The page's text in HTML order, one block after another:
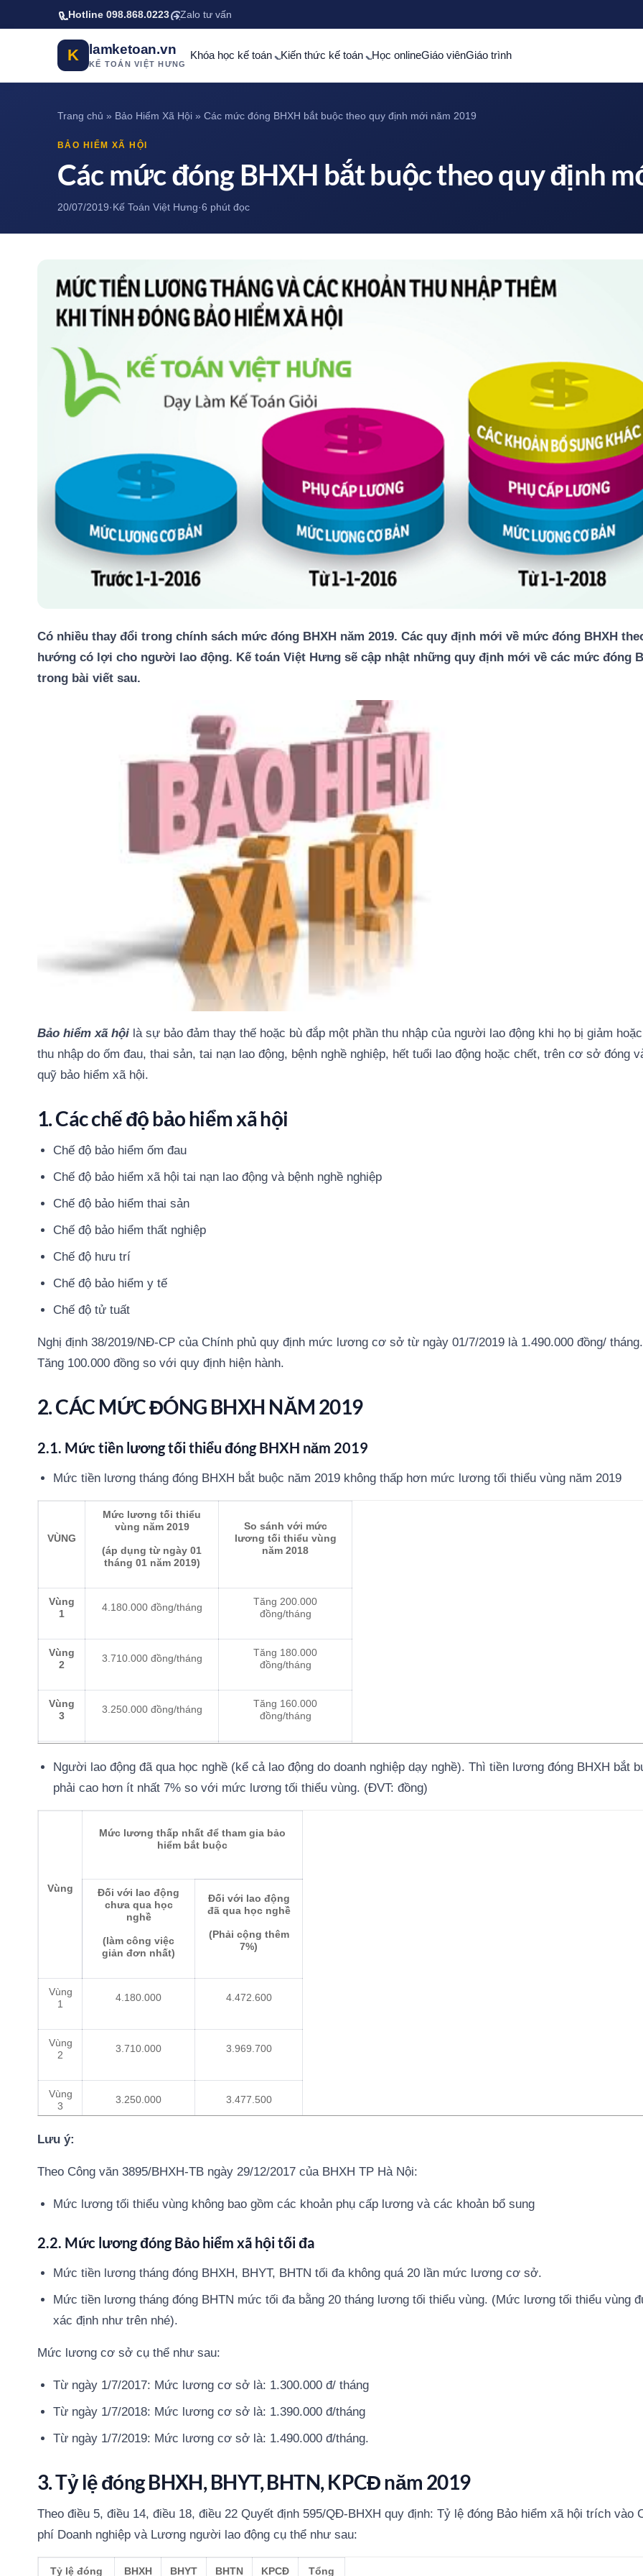
Bỏ qua tới nội dung chính
Hotline 098.868.0223 Zalo tư vấn
K lamketoan.vn
KẾ TOÁN VIỆT HƯNG
Khóa học kế toán Kiến thức kế toán Học onlineGiáo viênGiáo trình
Trang chủ » Bảo Hiểm Xã Hội » Các mức đóng BHXH bắt buộc theo quy định mới năm 2019
BẢO HIỂM XÃ HỘI
Các mức đóng BHXH bắt buộc theo quy định
20/07/2019·Kế Toán Việt Hưng·6 phút đọc
Có nhiều thay đổi trong chính sách mức đóng BHXH năm 2019. Các quy định mới về mức đóng BHXH
hướng có lợi cho người lao động. Kế toán Việt Hưng sẽ cập nhật những quy định mới về các mức đóng
trong bài viết sau.
Bảo hiểm xã hội là sự bảo đảm thay thế hoặc bù đắp một phần thu nhập của người lao động khi họ bị giảm
thu nhập do ốm đau, thai sản, tai nạn lao động, bệnh nghề nghiệp, hết tuổi lao động hoặc chết, trên cơ sở đóng
quỹ bảo hiểm xã hội.
1. Các chế độ bảo hiểm xã hội
Chế độ bảo hiểm ốm đau
Chế độ bảo hiểm xã hội tai nạn lao động và bệnh nghề nghiệp
Chế độ bảo hiểm thai sản
Chế độ bảo hiểm thất nghiệp
Chế độ hưu trí
Chế độ bảo hiểm y tế
Chế độ tử tuất
Nghị định 38/2019/NĐ-CP của Chính phủ quy định mức lương cơ sở từ ngày 01/7/2019 là 1.490.000 đồng/ tháng.
Tăng 100.000 đồng so với quy định hiện hành.
2. CÁC MỨC ĐÓNG BHXH NĂM 2019
2.1. Mức tiền lươngtối thiểu đóng BHXH năm 2019
Mức tiền lương tháng đóng BHXH bắt buộc năm 2019 không thấp hơn mức lương tối thiểu vùng năm 2019
VÙNG
Mức lương tối thiểu
vùng năm 2019
(áp dụng từ ngày 01
tháng 01 năm 2019)
So sánh với mức
lương tối thiểu vùng
năm 2018
Vùng
1
4.180.000 đồng/tháng
Tăng 200.000
đồng/tháng
Vùng
2
3.710.000 đồng/tháng
Tăng 180.000
đồng/tháng
Vùng
3
3.250.000 đồng/tháng
Tăng 160.000
đồng/tháng
4
2.920.000 đồng/tháng
đồng/tháng
Người lao động đã qua học nghề (kể cả lao động do doanh nghiệp dạy nghề). Thì tiền lương đóng BHXH bắt
phải cao hơn ít nhất 7% so với mức lương tối thiểu vùng. (ĐVT: đồng)
Vùng
Mức lương thấp nhất để tham gia bảo
hiểm bắt buộc
Đối với lao động
chưa qua học
nghề
(làm công việc
giản đơn nhất)
Đối với lao động
đã qua học nghề
(Phải cộng thêm
7%)
Vùng
1
4.180.000 4.472.600
Vùng
2
3.710.000 3.969.700
Vùng
3
3.250.000 3.477.500
Vùng
Lưu ý:
Theo Công văn 3895/BHXH-TB ngày 29/12/2017 của BHXH TP Hà Nội:
Mức lương tối thiểu vùng không bao gồm các khoản phụ cấp lương và các khoản bổ sung
2.2. Mức lương đóng Bảo hiểm xã hội tối đa
Mức tiền lương tháng đóng BHXH, BHYT, BHTN tối đa không quá 20 lần mức lương cơ sở.
Mức tiền lương tháng đóng BHTN mức tối đa bằng 20 tháng lương tối thiểu vùng. (Mức lương tối thiểu vùng
xác định như trên nhé).
Mức lương cơ sở cụ thể như sau:
Từ ngày 1/7/2017: Mức lương cơ sở là: 1.300.000 đ/ tháng
Từ ngày 1/7/2018: Mức lương cơ sở là: 1.390.000 đ/tháng
Từ ngày 1/7/2019: Mức lương cơ sở là: 1.490.000 đ/tháng.
3. Tỷ lệ đóng BHXH, BHYT, BHTN, KPCĐ năm 2019
Theo điều 5, điều 14, điều 18, điều 22 Quyết định 595/QĐ-BHXH quy định: Tỷ lệ đóng Bảo hiểm xã hội trích vào
phí Doanh nghiệp và Lương người lao động cụ thể như sau:
Tỷ lệ đóng BHXH BHYT BHTN KPCĐ Tổng